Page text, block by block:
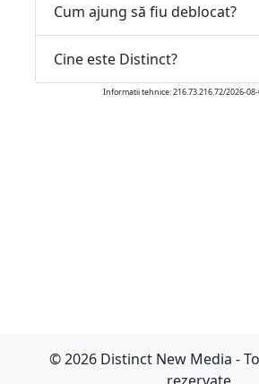
Cum ajung să fiu deblocat?
Cine este Distinct?
Informatii tehnice: 216.73.216.72/2026-08-
© 2026 Distinct New Media -